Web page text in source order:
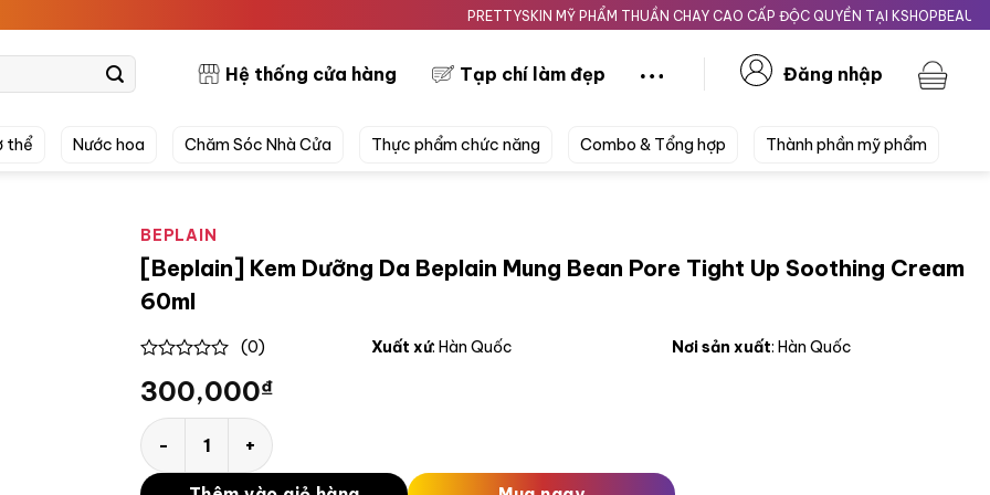
PRETTYSKIN MỸ PHẨM THUẦN CHAY CAO CẤP ĐỘC QUYỀN TẠI KSHOPBEAUTY.VN
Hệ thống cửa hàng Tạp chí làm đẹp Đăng nhập
thể Nước hoa Chăm Sóc Nhà Cửa Thực phẩm chức năng Combo & Tổng hợp Thành phần mỹ phẩm
BEPLAIN
[Beplain] Kem Dưỡng Da Beplain Mung Bean Pore Tight Up Soothing Cream
60ml
out
5
(0) Xuất xứ: Hàn Quốc Nơi sản xuất: Hàn Quốc
300,000₫
[Beplain] Kem Dưỡng Da Beplain Mung Bean Pore Tight Up Soothing Cream 60ml số lượng